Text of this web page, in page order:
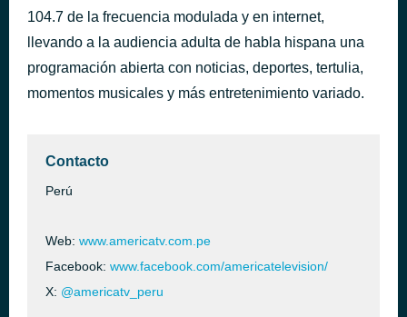
104.7 de la frecuencia modulada y en internet,
llevando a la audiencia adulta de habla hispana una
programación abierta con noticias, deportes, tertulia,
momentos musicales y más entretenimiento variado.
Contacto
Perú
Web: www.americatv.com.pe
Facebook: www.facebook.com/americatelevision/
X: @americatv_peru